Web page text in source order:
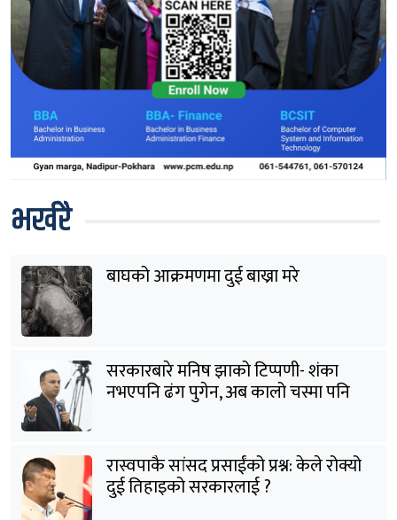
भर्खरै
बाघको आक्रमणमा दुई बाख्रा मरे
सरकारबारे मनिष झाको टिप्पणी- शंका
नभएपनि ढंग पुगेन, अब कालो चस्मा पनि
रास्वपाकै सांसद प्रसाईंको प्रश्न: केले रोक्यो
दुई तिहाइको सरकारलाई ?